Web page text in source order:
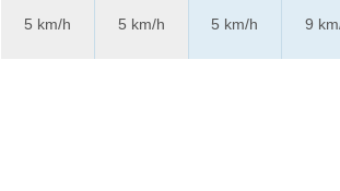
5 km/h
5 km/h
5 km/h
9